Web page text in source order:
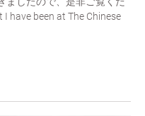
have been at The Chinese